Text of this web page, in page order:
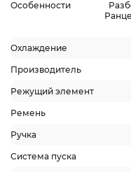
Особенности
Охлаждение
Производитель
Режущий элемент
Ремень
Ручка
Система пуска